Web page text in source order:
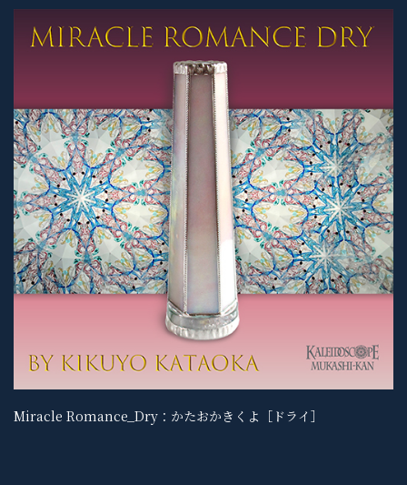
Miracle Romance_Dry：かたおかきくよ［ドライ］